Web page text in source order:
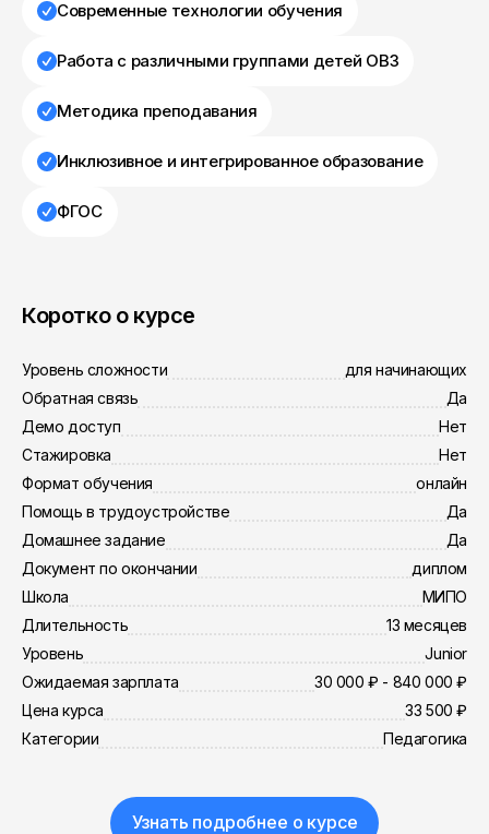
Современные технологии обучения
Работа с различными группами детей ОВЗ
Методика преподавания
Инклюзивное и интегрированное образование
ФГОС
Коротко о курсе
Уровень сложности
для начинающих
Обратная связь
Да
Демо доступ
Нет
Стажировка
Нет
Формат обучения
онлайн
Помощь в трудоустройстве
Да
Домашнее задание
Да
Документ по окончании
диплом
Школа
МИПО
Длительность
13 месяцев
Уровень
Junior
Ожидаемая зарплата
30 000 ₽ - 840 000 ₽
Цена курса
33 500 ₽
Категории
Педагогика
Узнать подробнее о курсе